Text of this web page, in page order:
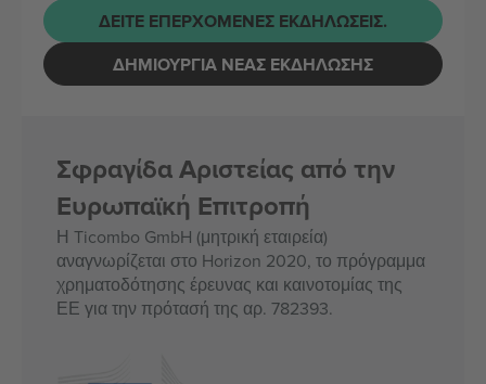
ΔΕΊΤΕ ΕΠΕΡΧΌΜΕΝΕΣ ΕΚΔΗΛΏΣΕΙΣ.
ΔΗΜΙΟΥΡΓΊΑ ΝΈΑΣ ΕΚΔΉΛΩΣΗΣ
Σφραγίδα Αριστείας από την
Ευρωπαϊκή Επιτροπή
Η Ticombo GmbH (μητρική εταιρεία)
αναγνωρίζεται στο Horizon 2020, το πρόγραμμα
χρηματοδότησης έρευνας και καινοτομίας της
ΕΕ για την πρότασή της αρ. 782393.